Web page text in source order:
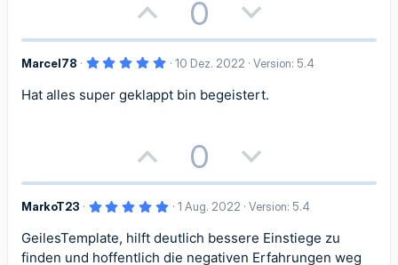
t
i
m
e
t
e
o
s
i
i
v
e
0
e
g
i
v
e
Marcel78
5
0
)
10 Dez. 2022 Version: 5.4
Hat alles super geklappt bin begeistert.
o
s
i
0
e
g
a
MarkoT23
5
0
S
1 Aug. 2022 Version: 5.4
GeilesTemplate, hilft deutlich bessere Einstiege zu
finden und hoffentlich die negativen Erfahrungen weg